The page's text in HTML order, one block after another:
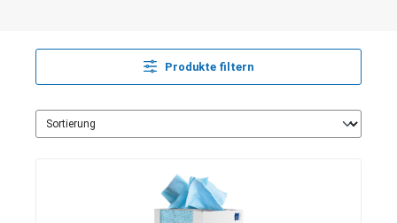
Produkte filtern